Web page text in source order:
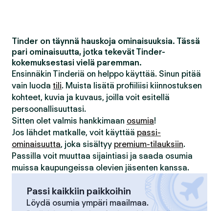
Tinder on täynnä hauskoja ominaisuuksia. Tässä
pari ominaisuutta, jotka tekevät Tinder-
kokemuksestasi vielä paremman.
Ensinnäkin Tinderiä on helppo käyttää. Sinun pitää
vain luoda tili. Muista lisätä profiiliisi kiinnostuksen
kohteet, kuvia ja kuvaus, joilla voit esitellä
persoonallisuuttasi.
Sitten olet valmis hankkimaan osumia!
Jos lähdet matkalle, voit käyttää passi-
ominaisuutta, joka sisältyy premium-tilauksiin.
Passilla voit muuttaa sijaintiasi ja saada osumia
muissa kaupungeissa olevien jäsenten kanssa.
Passi kaikkiin paikkoihin
Löydä osumia ympäri maailmaa.